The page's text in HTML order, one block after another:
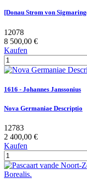
[Donau Strom von
12078
8 500,00 €
Kaufen
1616 - Johannes Janssonius
Nova Germaniae Descriptio
12783
2 400,00 €
Kaufen